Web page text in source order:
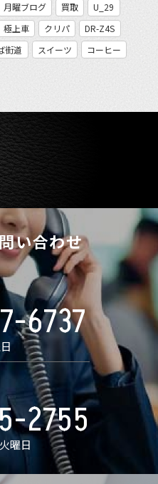
月曜ブログ 買取
U_29
極上車 クリパ
DR-Z4S
街道 スイーツ
コーヒー
い合わせ
6737
2755
曜日